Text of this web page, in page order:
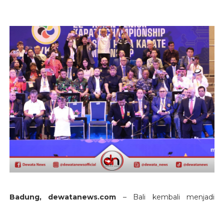
Badung, dewatanews.com – Bali kembali menjadi